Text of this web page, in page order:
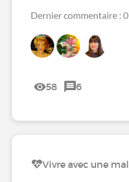
Dernier commentaire :
58 6
Vivre avec une